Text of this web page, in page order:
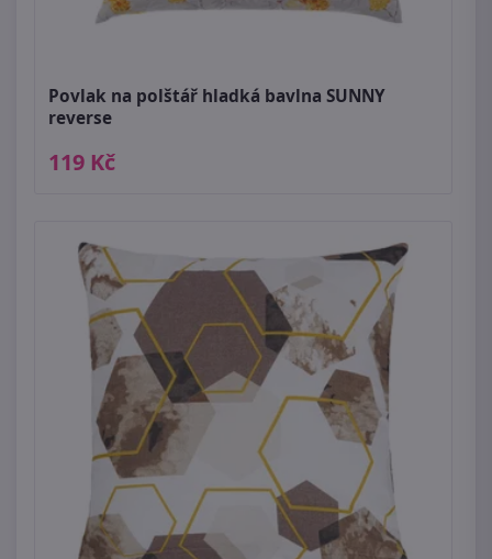
Povlak na polštář hladká bavlna SUNNY
reverse
119 Kč